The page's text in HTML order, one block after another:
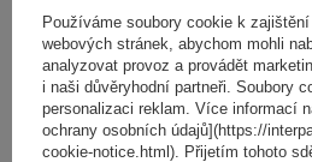
Ocelový střešní nosič Mont Blanc
Používáme soubory cookie k
webových stránek, abychom mohli
analyzovat provoz a provádět
i naši důvěryhodní partneři. Soubory
personalizaci reklam. Více informací
ochrany osobních údajů](https://
cookie-notice.html). Přijetím tohoto